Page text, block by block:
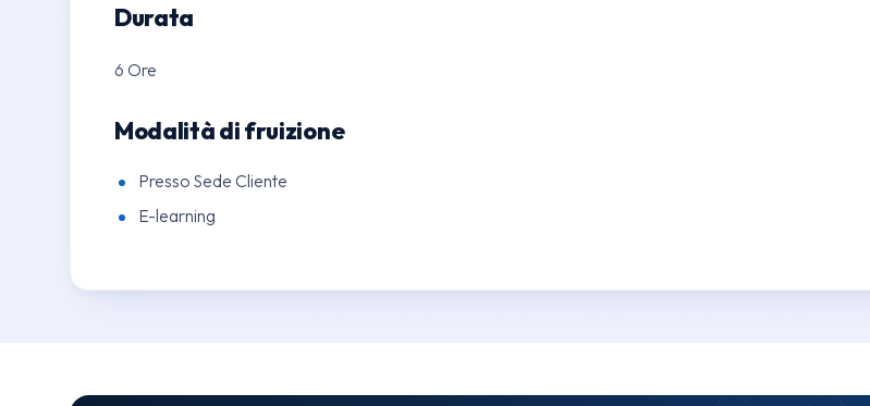
Durata
6 Ore
Modalità di fruizione
Presso Sede Cliente
E-learning